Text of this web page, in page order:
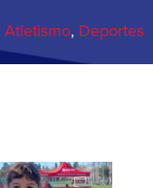
Atletismo, Deportes